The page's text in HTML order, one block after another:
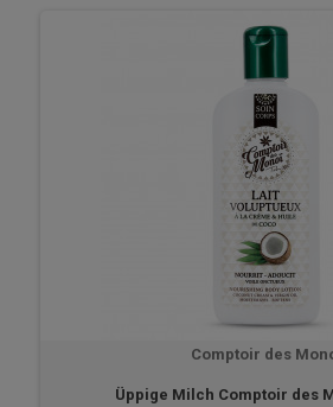
Comptoir des
Üppige Milch Comptoir des